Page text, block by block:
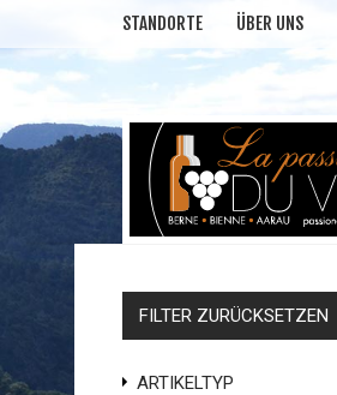
STANDORTE ÜBER UNS
FILTER ZURÜCKSETZEN
ARTIKELTYP